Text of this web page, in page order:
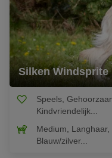
Silken Windsprite
Speels,
Kindvriendelijk...
Medium, Langhaar,
Blauw/zilver...